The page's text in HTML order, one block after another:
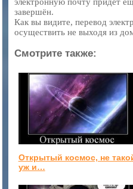
завершён.
Как вы видите, перевод
осуществить не выходя из
Смотрите также:
Открытый космос, не
уж и…